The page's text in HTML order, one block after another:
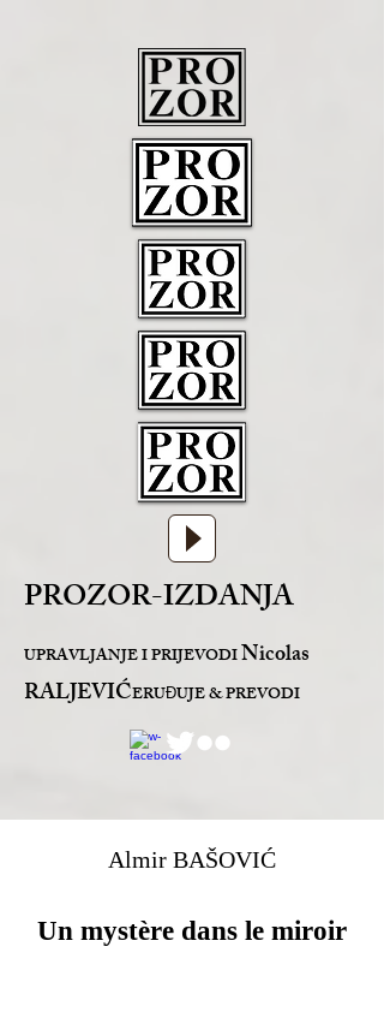
PROZOR-IZDANJA
UPRAVLJANJE I PRIJEVODINicolas
RALJEVIĆERUĐUJE & PREVODI
Almir BAŠOVIĆ
Un mystère dans le miroir